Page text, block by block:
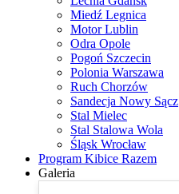
Miedź Legnica
Motor Lublin
Odra Opole
Pogoń Szczecin
Polonia Warszawa
Ruch Chorzów
Sandecja Nowy Sącz
Stal Mielec
Stal Stalowa Wola
Śląsk Wrocław
Program Kibice Razem
Galeria